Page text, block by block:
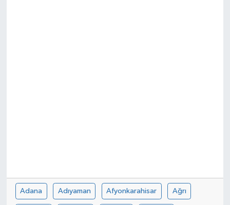
Adana Adıyaman Afyonkarahisar Ağrı